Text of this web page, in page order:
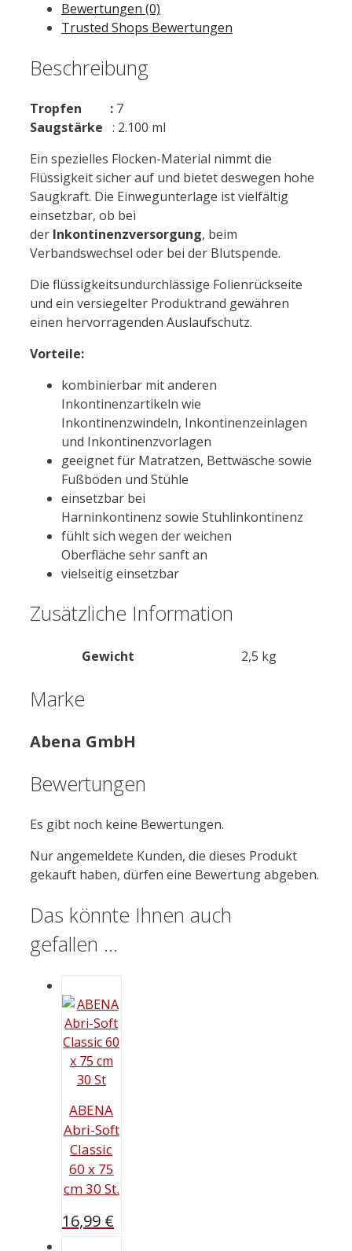
Bewertungen (0)
Trusted Shops Bewertungen
Beschreibung
Tropfen : 7
Saugstärke : 2.100 ml
Ein spezielles Flocken-Material nimmt die
Flüssigkeit sicher auf und bietet deswegen hohe
Saugkraft. Die Einwegunterlage ist vielfältig
einsetzbar, ob bei
der Inkontinenzversorgung, beim
Verbandswechsel oder bei der Blutspende.
Die flüssigkeitsundurchlässige Folienrückseite
und ein versiegelter Produktrand gewähren
einen hervorragenden Auslaufschutz.
Vorteile:
kombinierbar mit anderen
Inkontinenzartikeln wie
Inkontinenzwindeln, Inkontinenzeinlagen
und Inkontinenzvorlagen
geeignet für Matratzen, Bettwäsche sowie
Fußböden und Stühle
einsetzbar bei
Harninkontinenz sowie Stuhlinkontinenz
fühlt sich wegen der weichen
Oberfläche sehr sanft an
vielseitig einsetzbar
Zusätzliche Information
Gewicht 2,5 kg
Marke
Abena GmbH
Bewertungen
Es gibt noch keine Bewertungen.
Nur angemeldete Kunden, die dieses Produkt
gekauft haben, dürfen eine Bewertung abgeben.
Das könnte Ihnen auch
gefallen …
ABENA
Abri-Soft
Classic
60 x 75
cm 30 St.
16,99 €